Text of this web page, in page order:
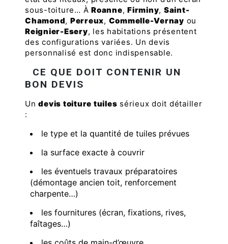
sous-toiture… À Roanne, Firminy, Saint-
Chamond, Perreux, Commelle-Vernay ou
Reignier-Esery, les habitations présentent
des configurations variées. Un devis
personnalisé est donc indispensable.
CE QUE DOIT CONTENIR UN
BON DEVIS
Undevis toiture tuiles sérieux doit détailler
:
le type et la quantité de tuiles prévues
la surface exacte à couvrir
les éventuels travaux préparatoires
(démontage ancien toit, renforcement
charpente…)
les fournitures (écran, fixations, rives,
faîtages…)